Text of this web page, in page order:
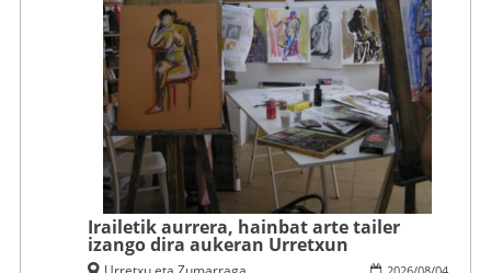
Irailetik aurrera, hainbat arte tailer
izango dira aukeran Urretxun